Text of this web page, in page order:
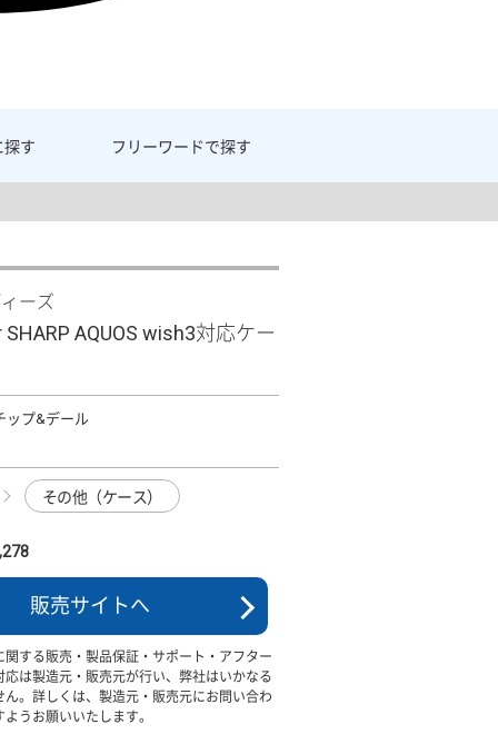
探す フリーワードで探す
ーズ
AQUOS wish3対応ケー
ップ&デール
その他（ケース）
販売サイトへ
関する販売・製品保証・サポート・アフター
応は製造元・販売元が行い、弊社はいかなる
ん。詳しくは、製造元・販売元にお問い合わ
うお願いいたします。